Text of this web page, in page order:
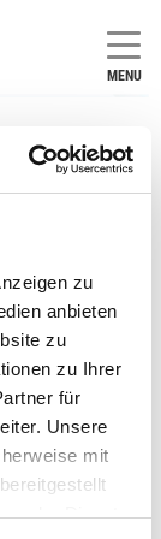
zu
anbieten
zu
zu Ihrer
für
Unsere
mit
der Dienste
MENU